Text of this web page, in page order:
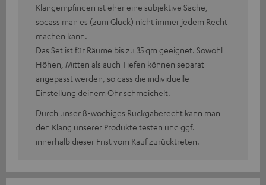
Klangempfinden ist eher eine subjektive Sache,
sodass man es (zum Glück) nicht immer jedem Recht
machen kann.
Das Set ist für Räume bis zu 35 qm geeignet. Sowohl
Höhen, Mitten als auch Tiefen können separat
angepasst werden, so dass die individuelle
Einstellung deinem Ohr schmeichelt.
Durch unser 8-wöchiges Rückgaberecht kann man
den Klang unserer Produkte testen und ggf.
innerhalb dieser Frist vom Kauf zurücktreten.